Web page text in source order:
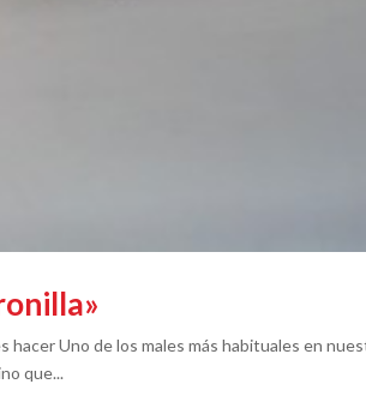
Uno de los males más habituales en
que...